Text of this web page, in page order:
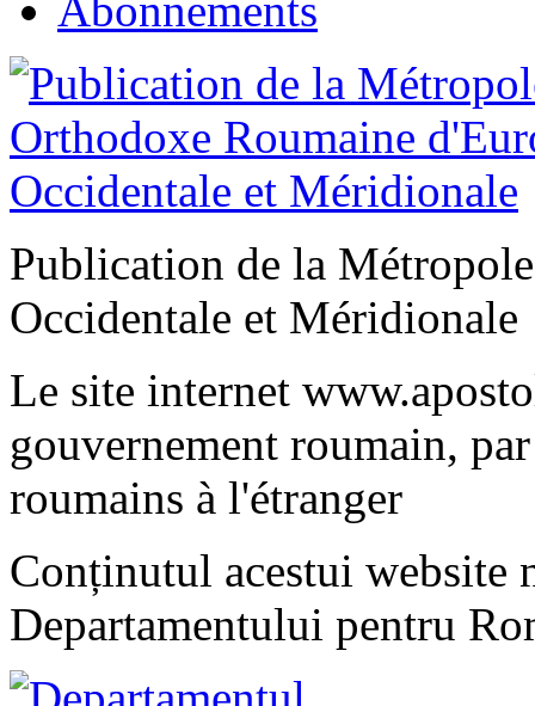
Abonnements
Publication de la
Occidentale et Méridionale
Le site internet
gouvernement roumain,
roumains à l'étranger
Conținutul acestui website
Departamentului pentru